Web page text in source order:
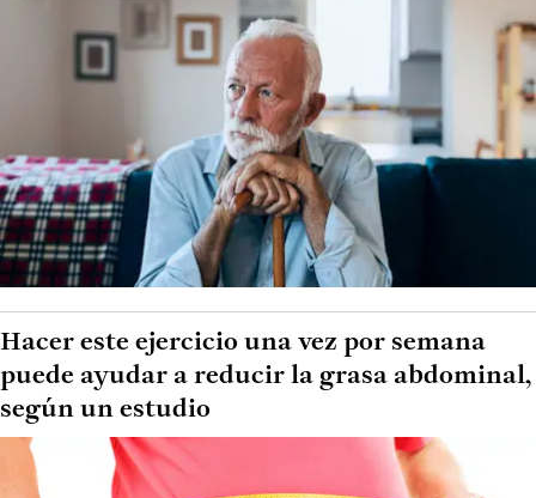
Hacer este ejercicio una vez por semana
puede ayudar a reducir la grasa abdominal,
según un estudio